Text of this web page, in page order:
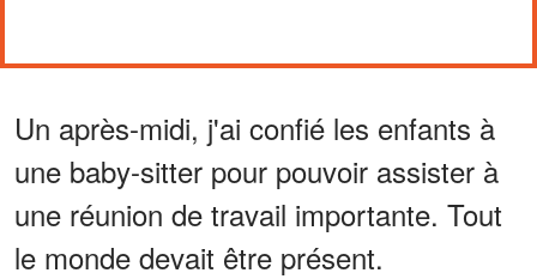
Un après-midi, j'ai confié les enfants à
une baby-sitter pour pouvoir assister à
une réunion de travail importante. Tout
le monde devait être présent.